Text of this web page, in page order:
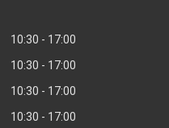
10:30
17:00
10:30
17:00
10:30
17:00
10:30
17:00